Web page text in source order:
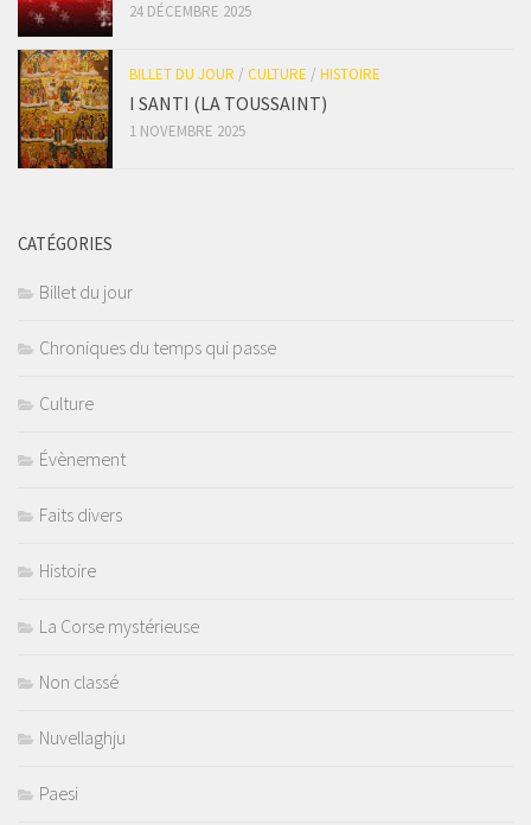
24 DÉCEMBRE 2025
BILLET DU JOUR / CULTURE / HISTOIRE
I SANTI (LA TOUSSAINT)
1 NOVEMBRE 2025
CATÉGORIES
Billet du jour
Chroniques du temps qui passe
Culture
Évènement
Faits divers
Histoire
La Corse mystérieuse
Non classé
Nuvellaghju
Paesi